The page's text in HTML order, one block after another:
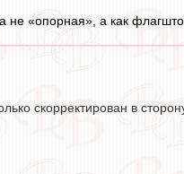
«опорная», а как
скорректирован в